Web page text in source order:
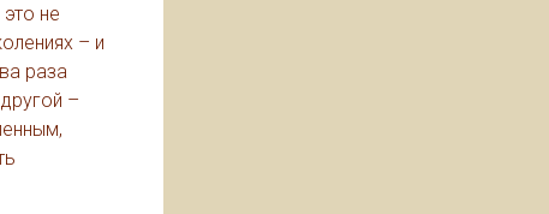
не
– и
раза
–